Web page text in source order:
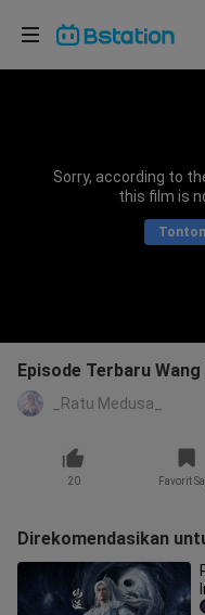
Sorry, according to
this film is
Episode Terbaru
_Ratu Medusa_
20 Favorit
Direkomendasikan
Pilih bahasa
Bahasa Indonesia